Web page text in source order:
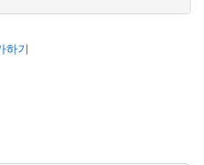
하기